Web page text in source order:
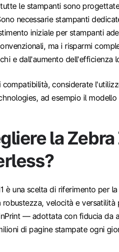
le stampanti sono
necessarie stampanti
iniziale per stampanti
ma i risparmi
e dall'aumento dell'efficienza
compatibilità, considerate
ad esempio il modello
la Zebra
è una scelta di riferimento per
velocità e versatilità
— adottata con fiducia da
di pagine stampate ogni